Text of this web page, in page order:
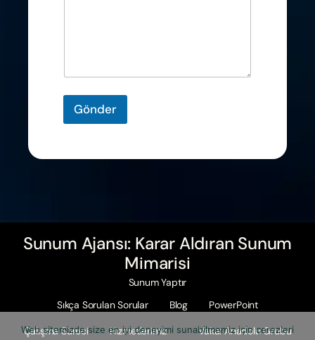
Gönder
Sunum Ajansı: Karar Aldıran Sunum
Mimarisi
Sunum Yaptır
Sıkça Sorulan Sorular
Blog PowerPoint
Çalışma Süreci Hizmetlerimiz Vaka: Anadolu Grubu
Web sitemizde size en iyi deneyimi sunabilmemiz için çerezleri